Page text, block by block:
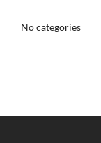
No categories